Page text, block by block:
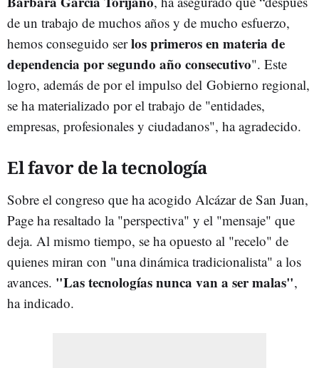
de un trabajo de muchos años y de mucho esfuerzo,
hemos conseguido serlos primeros en materia de
dependencia por segundo año consecutivo". Este
logro, además de por el impulso del Gobierno regional,
se ha materializado por el trabajo de "entidades,
empresas, profesionales y ciudadanos", ha agradecido.
El favor de la tecnología
Sobre el congreso que ha acogido Alcázar de San Juan,
Page ha resaltado la "perspectiva" y el "mensaje" que
deja. Al mismo tiempo, se ha opuesto al "recelo" de
quienes miran con "una dinámica tradicionalista" a los
avances. "Las tecnologías nunca van a ser malas",
ha indicado.